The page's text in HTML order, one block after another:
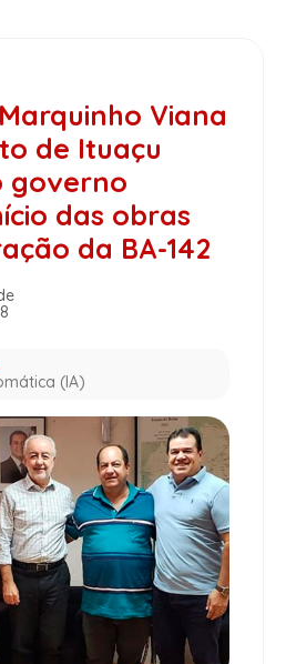
Viana
de Ituaçu
governo
das obras
da BA-142
(IA)